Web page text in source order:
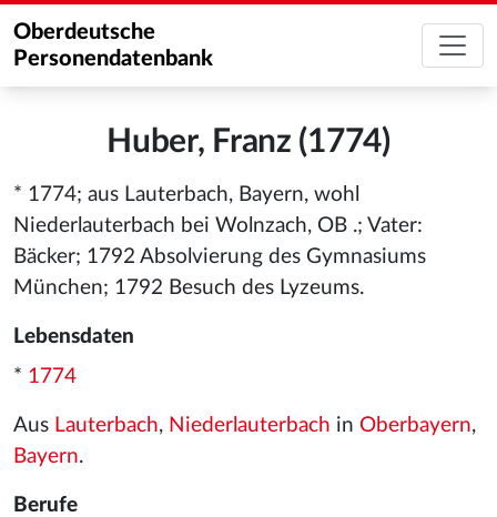
Oberdeutsche
Personendatenbank
Huber, Franz (1774)
* 1774; aus Lauterbach, Bayern, wohl
Niederlauterbach bei Wolnzach, OB .; Vater:
Bäcker; 1792 Absolvierung des Gymnasiums
München; 1792 Besuch des Lyzeums.
Lebensdaten
* 1774
Aus Lauterbach, Niederlauterbach in Oberbayern,
Bayern.
Berufe